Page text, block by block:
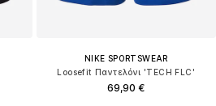
NIKE SPORTSWEAR
Loosefit Παντελόνι 'TECH FLC'
69,90 €